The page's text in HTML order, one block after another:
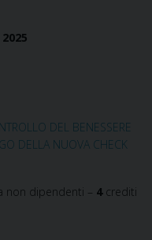
DEL BENESSERE
DELLA NUOVA CHECK
non dipendenti – 4crediti